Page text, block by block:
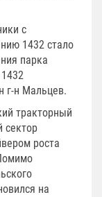
с
1432 стало
парка
г-н Мальцев.
тракторный
сектор
роста
на